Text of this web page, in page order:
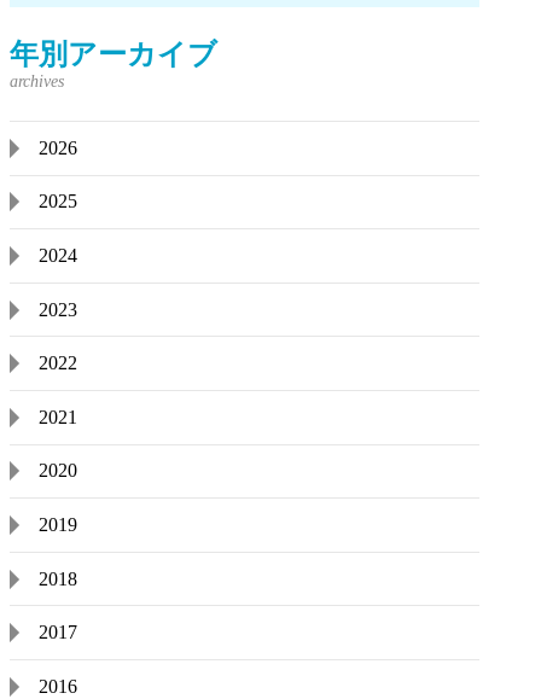
年別アーカイブ
2026
2025
2024
2023
2022
2021
2020
2019
2018
2017
2016